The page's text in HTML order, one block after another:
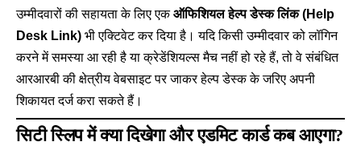
उम्मीदवारों की सहायता के लिए एकऑफिशियल हेल्प डेस्क लिंक (Help
Desk Link) भी एक्टिवेट कर दिया है। यदि किसी उम्मीदवार को लॉगिन
करने में समस्या आ रही है या क्रेडेंशियल्स मैच नहीं हो रहे हैं, तो वे संबंधित
आरआरबी की क्षेत्रीय वेबसाइट पर जाकर हेल्प डेस्क के जरिए अपनी
शिकायत दर्ज करा सकते हैं।
सिटी स्लिप में क्या दिखेगा और एडमिट कार्ड कब आएगा?